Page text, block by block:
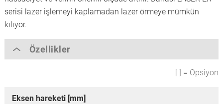
serisi lazer işlemeyi kaplamadan lazer örmeye mümkün
kılıyor.
Özellikler
[ ] = Opsiyon
Eksen hareketi [mm]